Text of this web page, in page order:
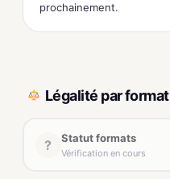
prochainement.
Légalité par format
? Statut formats
Vérification en cours